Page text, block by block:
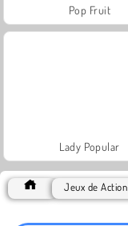
Pop Fruit
Lady Popular
Jeux de Action